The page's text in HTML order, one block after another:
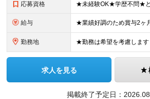
応募資格
給与
勤務地
求人を見る
掲載終了予定日：